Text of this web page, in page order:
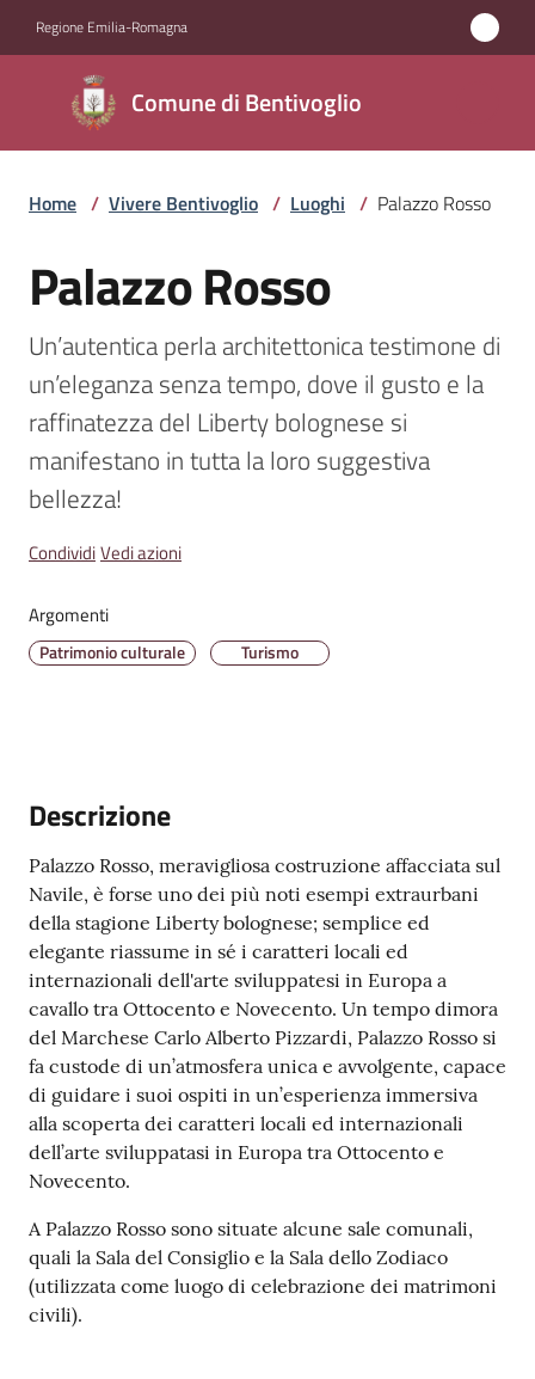
Regione Emilia-Romagna
Comune di Bentivoglio
Comune di
Bentivoglio
Amministrazione
Novità
Servizi
Vivere
Bentivoglio
Menu selezionato
Trasparente
P
r
e
t
o
r
i
o
o
n
l
i
n
e
Tutti
gli
argomenti...
Home / Vivere Bentivoglio / Luoghi / Palazzo Rosso
Salta al contenuto
Palazzo Rosso
Un’autentica perla architettonica testimone di
un’eleganza senza tempo, dove il gusto e la
raffinatezza del Liberty bolognese si
manifestano in tutta la loro suggestiva
bellezza!
CondividiVedi azioni
Argomenti
Patrimonio culturale Turismo
Descrizione
Palazzo Rosso, meravigliosa costruzione affacciata sul
Navile, è forse uno dei più noti esempi extraurbani
della stagione Liberty bolognese; semplice ed
elegante riassume in sé i caratteri locali ed
internazionali dell'arte sviluppatesi in Europa a
cavallo tra Ottocento e Novecento. Un tempo dimora
del Marchese Carlo Alberto Pizzardi, Palazzo Rosso si
fa custode di un’atmosfera unica e avvolgente, capace
di guidare i suoi ospiti in un’esperienza immersiva
alla scoperta dei caratteri locali ed internazionali
dell’arte sviluppatasi in Europa tra Ottocento e
Novecento.
A Palazzo Rosso sono situate alcune sale comunali,
quali la Sala del Consiglio e la Sala dello Zodiaco
(utilizzata come luogo di celebrazione dei matrimoni
civili).